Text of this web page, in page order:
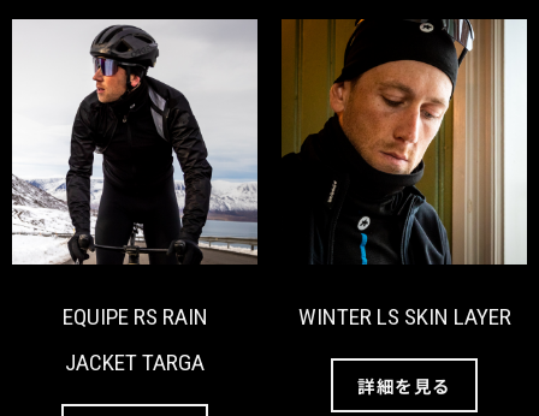
EQUIPE RS RAIN
JACKET TARGA
WINTER LS SKIN LAYER
詳細を見る